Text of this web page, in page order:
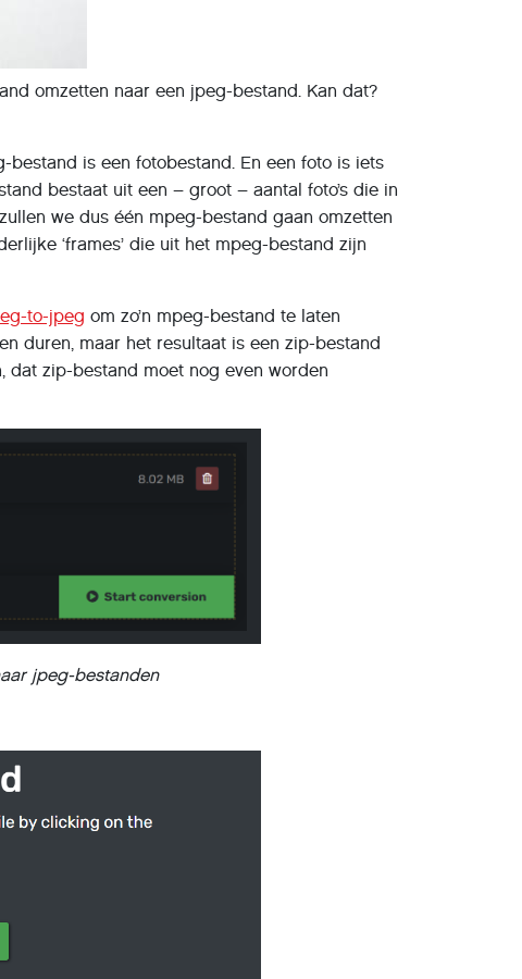
omzetten naar een jpeg-bestand. Kan dat?
is een fotobestand. En een foto is iets
bestaat uit een – groot – aantal foto’s die in
we dus één mpeg-bestand gaan omzetten
‘frames’ die uit het mpeg-bestand zijn
to-jpeg om zo’n mpeg-bestand te laten
duren, maar het resultaat is een zip-bestand
dat zip-bestand moet nog even worden
jpeg-bestanden